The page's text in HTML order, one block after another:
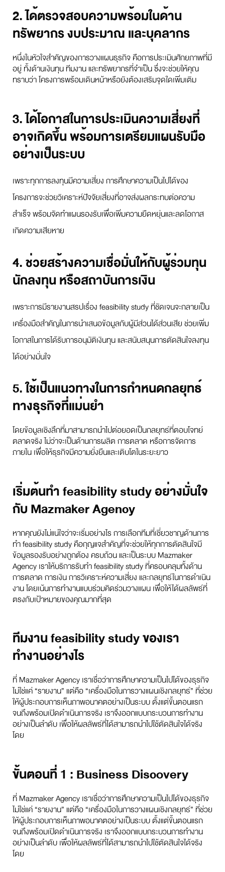
2. ได้ตรวจสอบความพร้อมในด้าน
ทรัพยากร งบประมาณ และบุคลากร
หนึ่งในหัวใจสำคัญของการวางแผนธุรกิจ คือการประเมินศักยภาพที่มี
อยู่ ทั้งด้านเงินทุน ทีมงาน และทรัพยากรที่จำเป็น ซึ่งจะช่วยให้คุณ
ทราบว่า โครงการพร้อมเดินหน้าหรือยังต้องเสริมจุดใดเพิ่มเติม
3. ได้โอกาสในการประเมินความเสี่ยงที่
อาจเกิดขึ้น พร้อมการเตรียมแผนรับมือ
อย่างเป็นระบบ
เพราะทุกการลงทุนมีความเสี่ยง การศึกษาความเป็นไปได้ของ
โครงการจะช่วยวิเคราะห์ปัจจัยเสี่ยงที่อาจส่งผลกระทบต่อความ
สำเร็จ พร้อมจัดทำแผนรองรับเพื่อเพิ่มความยืดหยุ่นและลดโอกาส
เกิดความเสียหาย
4. ช่วยสร้างความเชื่อมั่นให้กับผู้ร่วมทุน
นักลงทุน หรือสถาบันการเงิน
เพราะการมีรายงานสรปเรื่อง feasibility study ที่ชัดเจนจะกลายเป็น
เครื่องมือสำคัญในการนำเสนอข้อมูลกับผู้มีส่วนได้ส่วนเสีย ช่วยเพิ่ม
โอกาสในการได้รับการอนุมัติเงินทุน และสนับสนุนการตัดสินใจลงทุน
ได้อย่างมั่นใจ
5. ใช้เป็นแนวทางในการกำหนดกลยุทธ์
ทางธุรกิจที่แม่นยำ
โดยข้อมูลเชิงลึกที่มาสามารถนำไปต่อยอดเป็นกลยุทธ์ที่ตอบโจทย์
ตลาดจริง ไม่ว่าจะเป็นด้านการผลิต การตลาด หรือการจัดการ
ภายใน เพื่อให้ธุรกิจมีความยั่งยืนและเติบโตในระยะยาว
เริ่มต้นทำ feasibility study อย่างมั่นใจ
กับ Mazmaker Agency
หากคุณยังไม่แน่ใจว่าจะเริ่มอย่างไร การเลือกทีมที่เชี่ยวชาญด้านการ
ทำ feasibility study คือกุญแจสำคัญที่จะช่วยให้ทุกการตัดสินใจมี
ข้อมูลรองรับอย่างถูกต้อง ครบถ้วน และเป็นระบบ Mazmaker
Agency เราให้บริการรับทำ feasibility study ที่ครอบคลุมทั้งด้าน
การตลาด การเงิน การวิเคราะห์ความเสี่ยง และกลยุทธ์ในการดำเนิน
งาน โดยเน้นการทำงานแบบร่วมคิดร่วมวางแผน เพื่อให้ได้ผลลัพธ์ที่
ตรงกับเป้าหมายของคุณมากที่สุด
ทีมงาน feasibility study ของเรา
ทำงานอย่างไร
ที่ Mazmaker Agency เราเชื่อว่าการศึกษาความเป็นไปได้ของธุรกิจ
ไม่ใช่แค่ “รายงาน” แต่คือ “เครื่องมือในการวางแผนเชิงกลยุทธ์” ที่ช่วย
ให้ผู้ประกอบการเห็นภาพอนาคตอย่างเป็นระบบ ตั้งแต่ขั้นตอนแรก
จนถึงพร้อมเปิดดำเนินการจริง เราจึงออกแบบกระบวนการทำงาน
อย่างเป็นลำดับ เพื่อให้ผลลัพธ์ที่ได้สามารถนำไปใช้ตัดสินใจได้จริง
โดย
ขั้นตอนที่ 1 : Business Discovery
ที่ Mazmaker Agency เราเชื่อว่าการศึกษาความเป็นไปได้ของธุรกิจ
ไม่ใช่แค่ “รายงาน” แต่คือ “เครื่องมือในการวางแผนเชิงกลยุทธ์” ที่ช่วย
ให้ผู้ประกอบการเห็นภาพอนาคตอย่างเป็นระบบ ตั้งแต่ขั้นตอนแรก
จนถึงพร้อมเปิดดำเนินการจริง เราจึงออกแบบกระบวนการทำงาน
อย่างเป็นลำดับ เพื่อให้ผลลัพธ์ที่ได้สามารถนำไปใช้ตัดสินใจได้จริง
โดย